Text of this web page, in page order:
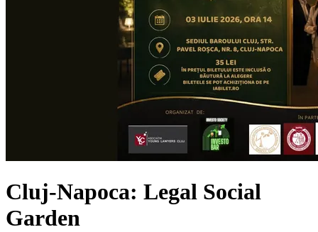
Cluj-Napoca: Legal Social
Garden